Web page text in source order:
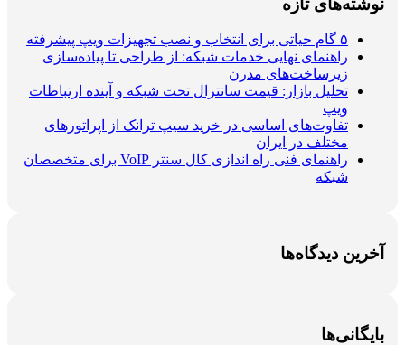
نوشته‌های تازه
۵ گام حیاتی برای انتخاب و نصب تجهیزات ویپ پیشرفته
راهنمای نهایی خدمات شبکه: از طراحی تا پیاده‌سازی
زیرساخت‌های مدرن
تحلیل بازار: قیمت سانترال تحت شبکه و آینده ارتباطات
ویپ
تفاوت‌های اساسی در خرید سیپ ترانک از اپراتورهای
مختلف در ایران
راهنمای فنی راه اندازی کال سنتر VoIP برای متخصصان
شبکه
آخرین دیدگاه‌ها
بایگانی‌ها